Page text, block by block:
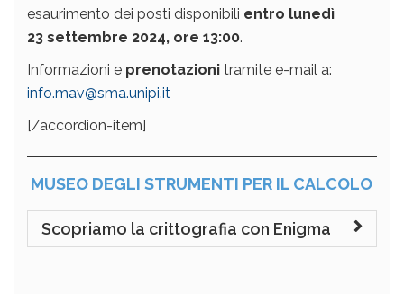
esaurimento dei posti disponibili entro lunedì
23 settembre 2024, ore 13:00.
Informazioni e prenotazioni tramite e-mail a:
info.mav@sma.unipi.it
[/accordion-item]
MUSEO DEGLI STRUMENTI PER IL CALCOLO
Scopriamo la crittografia con Enigma